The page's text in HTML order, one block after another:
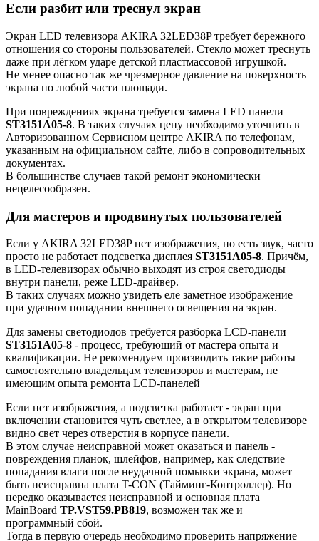
Если разбит или треснул экран
Экран LED телевизора AKIRA 32LED38P требует бережного
отношения со стороны пользователей. Стекло может треснуть
даже при лёгком ударе детской пластмассовой игрушкой.
Не менее опасно так же чрезмерное давление на поверхность
экрана по любой части площади.
При повреждениях экрана требуется замена LED панели
ST3151A05-8. В таких случаях цену необходимо уточнить в
Авторизованном Сервисном центре AKIRA по телефонам,
указанным на официальном сайте, либо в сопроводительных
документах.
В большинстве случаев такой ремонт экономически
нецелесообразен.
Для мастеров и продвинутых пользователей
Если у AKIRA 32LED38P нет изображения, но есть звук, часто
просто не работает подсветка дисплея ST3151A05-8. Причём,
в LED-телевизорах обычно выходят из строя светодиоды
внутри панели, реже LED-драйвер.
В таких случаях можно увидеть еле заметное изображение
при удачном попадании внешнего освещения на экран.
Для замены светодиодов требуется разборка LCD-панели
ST3151A05-8 - процесс, требующий от мастера опыта и
квалификации. Не рекомендуем производить такие работы
самостоятельно владельцам телевизоров и мастерам, не
имеющим опыта ремонта LCD-панелей
Если нет изображения, а подсветка работает - экран при
включении становится чуть светлее, а в открытом телевизоре
видно свет через отверстия в корпусе панели.
В этом случае неисправной может оказаться и панель -
повреждения планок, шлейфов, например, как следствие
попадания влаги после неудачной помывки экрана, может
быть неисправна плата T-CON (Тайминг-Контроллер). Но
нередко оказывается неисправной и основная плата
MainBoard TP.VST59.PB819, возможен так же и
программный сбой.
Тогда в первую очередь необходимо проверить напряжение